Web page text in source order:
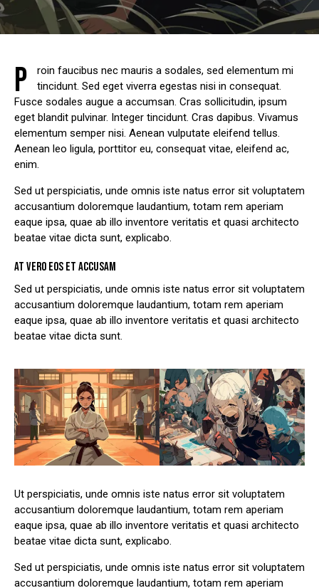
P
roin faucibus nec mauris a sodales, sed elementum mi
tincidunt. Sed eget viverra egestas nisi in consequat.
Fusce sodales augue a accumsan. Cras sollicitudin, ipsum
eget blandit pulvinar. Integer tincidunt. Cras dapibus. Vivamus
elementum semper nisi. Aenean vulputate eleifend tellus.
Aenean leo ligula, porttitor eu, consequat vitae, eleifend ac,
enim.
Sed ut perspiciatis, unde omnis iste natus error sit voluptatem
accusantium doloremque laudantium, totam rem aperiam
eaque ipsa, quae ab illo inventore veritatis et quasi architecto
beatae vitae dicta sunt, explicabo.
AT VERO EOS ET ACCUSAM
Sed ut perspiciatis, unde omnis iste natus error sit voluptatem
accusantium doloremque laudantium, totam rem aperiam
eaque ipsa, quae ab illo inventore veritatis et quasi architecto
beatae vitae dicta sunt.
Ut perspiciatis, unde omnis iste natus error sit voluptatem
accusantium doloremque laudantium, totam rem aperiam
eaque ipsa, quae ab illo inventore veritatis et quasi architecto
beatae vitae dicta sunt, explicabo.
Sed ut perspiciatis, unde omnis iste natus error sit voluptatem
accusantium doloremque laudantium, totam rem aperiam